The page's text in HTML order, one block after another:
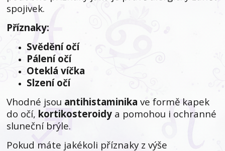
spojivek.
Příznaky:
Svědění očí
Pálení očí
Oteklá víčka
Slzení očí
Vhodné jsou antihistaminika ve formě kapek
do očí, kortikosteroidy a pomohou i ochranné
sluneční brýle.
Pokud máte jakékoli příznaky z výše